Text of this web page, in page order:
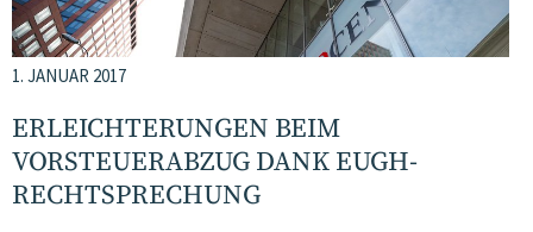
1. JANUAR 2017
ERLEICHTERUNGEN BEIM
VORSTEUERABZUG DANK EUGH-
RECHTSPRECHUNG